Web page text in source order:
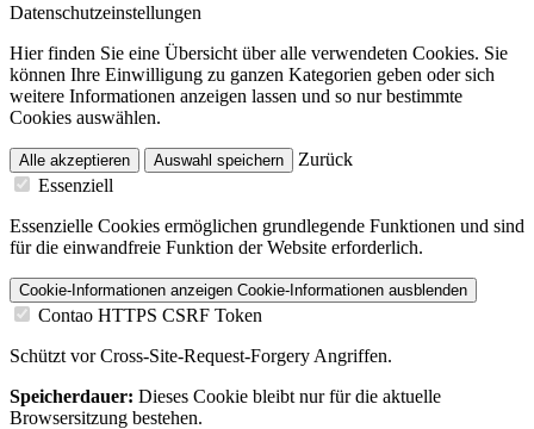
Datenschutzeinstellungen
Hier finden Sie eine Übersicht über alle verwendeten Cookies. Sie
können Ihre Einwilligung zu ganzen Kategorien geben oder sich
weitere Informationen anzeigen lassen und so nur bestimmte
Cookies auswählen.
Alle akzeptieren Auswahl speichern
Zurück
Essenziell
Essenzielle Cookies ermöglichen grundlegende Funktionen und sind
für die einwandfreie Funktion der Website erforderlich.
Cookie-Informationen anzeigen Cookie-Informationen ausblenden
Contao HTTPS CSRF Token
Schützt vor Cross-Site-Request-Forgery Angriffen.
Speicherdauer: Dieses Cookie bleibt nur für die aktuelle
Browsersitzung bestehen.